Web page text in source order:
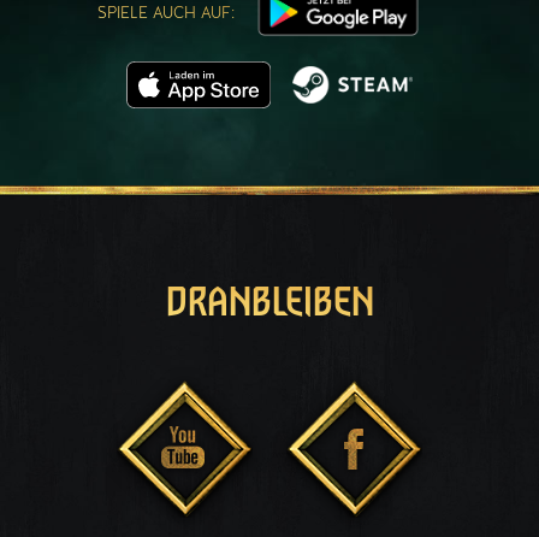
SPIELE AUCH AUF:
DRANBLEIBEN